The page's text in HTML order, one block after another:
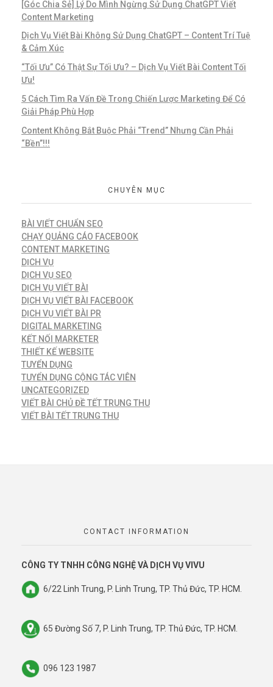
[Góc Chia Sẻ] Lý Do Mình Ngừng Sử Dụng ChatGPT Viết
Content Marketing
Dịch Vụ Viết Bài Không Sử Dụng ChatGPT – Content Trí Tuệ
& Cảm Xúc
“Tối Ưu” Có Thật Sự Tối Ưu? – Dịch Vụ Viết Bài Content Tối
Ưu!
5 Cách Tìm Ra Vấn Đề Trong Chiến Lược Marketing Để Có
Giải Pháp Phù Hợp
Content Không Bắt Buộc Phải “Trend” Nhưng Cần Phải
“Bền”!!!
CHUYÊN MỤC
BÀI VIẾT CHUẨN SEO
CHẠY QUẢNG CÁO FACEBOOK
CONTENT MARKETING
DỊCH VỤ
DỊCH VỤ SEO
DỊCH VỤ VIẾT BÀI
DỊCH VỤ VIẾT BÀI FACEBOOK
DỊCH VỤ VIẾT BÀI PR
DIGITAL MARKETING
KẾT NỐI MARKETER
THIẾT KẾ WEBSITE
TUYỂN DỤNG
TUYỂN DỤNG CỘNG TÁC VIÊN
UNCATEGORIZED
VIẾT BÀI CHỦ ĐỀ TẾT TRUNG THU
VIẾT BÀI TẾT TRUNG THU
CONTACT INFORMATION
CÔNG TY TNHH CÔNG NGHỆ VÀ DỊCH VỤ VIVU
6/22 Linh Trung, P. Linh Trung, TP. Thủ Đức, TP. HCM.
65 Đường Số 7, P. Linh Trung, TP. Thủ Đức, TP. HCM.
096 123 1987